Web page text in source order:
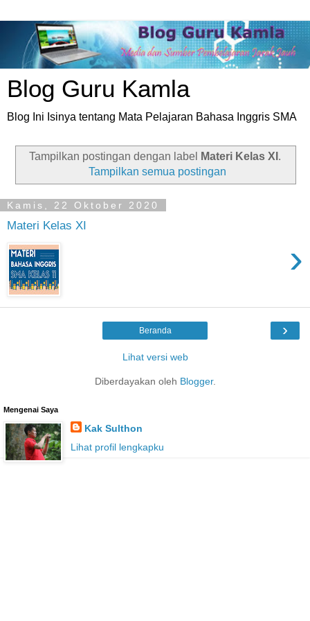
Blog Guru Kamla
Blog Ini Isinya tentang Mata Pelajaran Bahasa Inggris SMA
Tampilkan postingan dengan label Materi Kelas XI .
Tampilkan semua postingan
Kamis, 22 Oktober 2020
Materi Kelas XI
›
›
Beranda
Lihat versi web
Diberdayakan oleh Blogger.
Mengenai Saya
Kak Sulthon
Lihat profil lengkapku